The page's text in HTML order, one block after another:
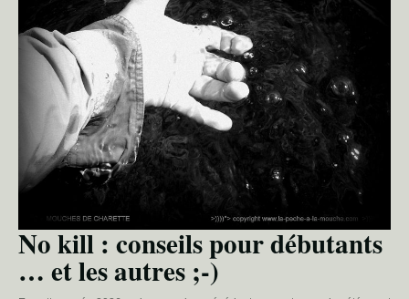
No kill : conseils pour débutants
… et les autres ;-)